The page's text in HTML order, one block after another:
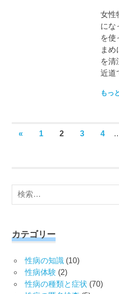
女性
にな
を使
まめ
を清
近道
もっ
ジ
送
« 1 2 3 4
検
カテゴリー
性病の知識(10)
性病体験 (2)
性病の種類と症状 (70)